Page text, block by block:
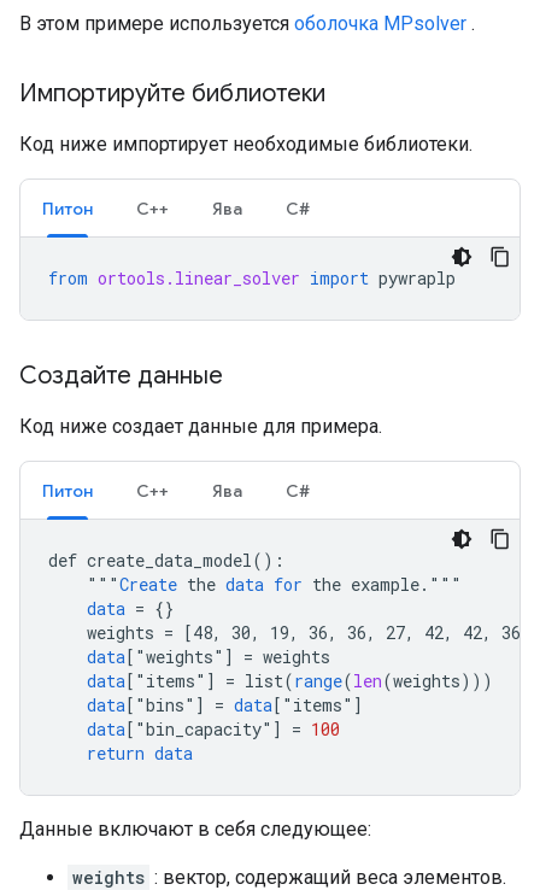
В этом примере используется оболочка MPsolver .
Импортируйте библиотеки
Код ниже импортирует необходимые библиотеки.
Питон С++ Ява С#
from ortools.linear_solver import pywraplp
Создайте данные
Код ниже создает данные для примера.
Питон С++ Ява С#
def create_data_model() :
"""Create the data for the example.
data = {}
weights = [48, 30, 19, 36, 36, 27, 42, 42, 36,
data[ "weights" ] = weights
data[ " items" ] = list(range(len(weights)))
data[ "bins" ] = data[ " items" ]
data[ "bin_capacity" ] = 100
return data
Данные включают в себя следующее:
weights : вектор, содержащий веса элементов.